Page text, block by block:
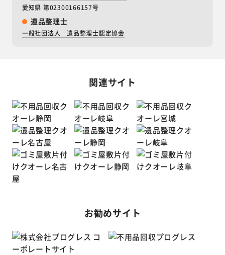
愛知県 第02300166157号
遺品整理士
一般社団法人 遺品整理士認定協会
関連サイト
お勧めサイト